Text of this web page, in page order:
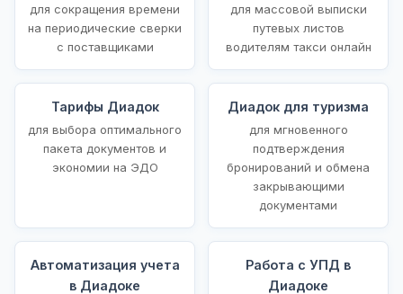
для сокращения времени
на периодические сверки
с поставщиками
для массовой выписки
путевых листов
водителям такси онлайн
Тарифы Диадок
для выбора оптимального
пакета документов и
экономии на ЭДО
Диадок для туризма
для мгновенного
подтверждения
бронирований и обмена
закрывающими
документами
Автоматизация учета
в Диадоке
Работа с УПД в
Диадоке